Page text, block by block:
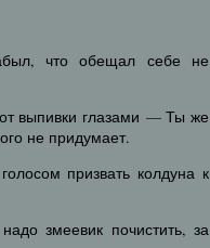
что обещал себе не
выпивки глазами — Ты же
не придумает.
призвать колдуна к
змеевик почистить, за